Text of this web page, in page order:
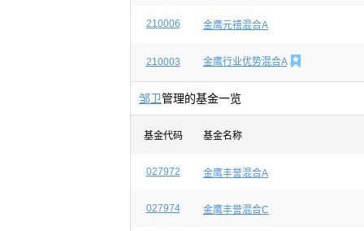
210006 金鹰元禧混合A
210003 金鹰行业优势混合A 
邹卫管理的基金一览
基金代码 基金名称
027972 金鹰丰誉混合A
027974 金鹰丰誉混合C